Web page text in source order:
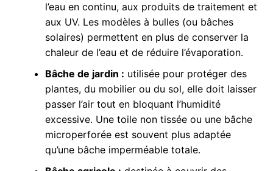
l’eau en continu, aux produits de traitement et
aux UV. Les modèles à bulles (ou bâches
solaires) permettent en plus de conserver la
chaleur de l’eau et de réduire l’évaporation.
Bâche de jardin : utilisée pour protéger des
plantes, du mobilier ou du sol, elle doit laisser
passer l’air tout en bloquant l’humidité
excessive. Une toile non tissée ou une bâche
microperforée est souvent plus adaptée
qu’une bâche imperméable totale.